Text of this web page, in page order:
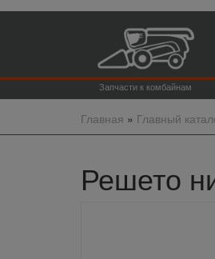
Запчасти к комбайнам
Главная » Главный
Решето